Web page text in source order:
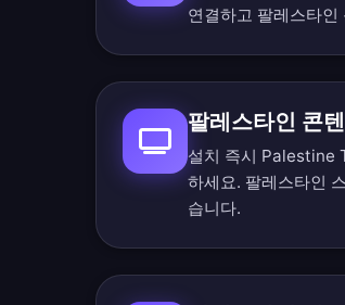
연결하고 팔레스타
팔레스타인 콘
설치 즉시 Palestine
하세요. 팔레스타인
습니다.